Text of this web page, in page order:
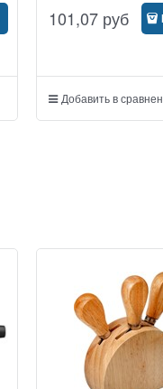
101,07 руб
Добавить в